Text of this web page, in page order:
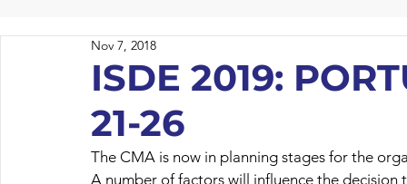
Deleted News Items
Obituaries Affiliated Clubs
ISDE 2019:
21-26
Nov 7, 2018
The CMA is now in planning stages for the
A number of factors will influence the